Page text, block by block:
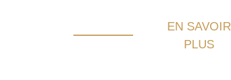
EN SAVOIR
PLUS